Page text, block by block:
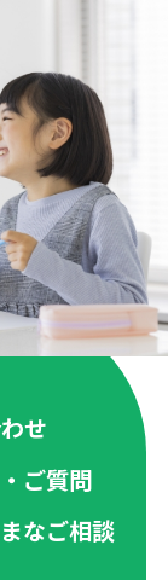
せ
ご質問
なご相談